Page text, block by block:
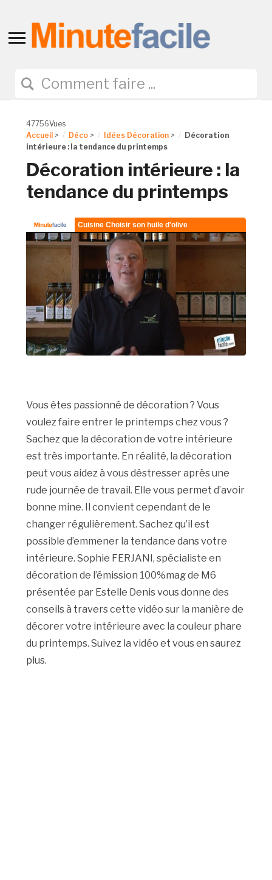
Toggle
navigation
47756Vues
Accueil > Déco > Idées Décoration >
Décoration
intérieure : la tendance du printemps
Décoration intérieure : la
tendance du printemps
Vous êtes passionné de décoration ? Vous
voulez faire entrer le printemps chez vous ?
Sachez que la décoration de votre intérieure
est très importante. En réalité, la décoration
peut vous aidez à vous déstresser après une
rude journée de travail. Elle vous permet d’avoir
bonne mine. Il convient cependant de le
changer régulièrement. Sachez qu’il est
possible d’emmener la tendance dans votre
intérieure. Sophie FERJANI, spécialiste en
décoration de l’émission 100%mag de M6
présentée par Estelle Denis vous donne des
conseils à travers cette vidéo sur la manière de
décorer votre intérieure avec la couleur phare
du printemps. Suivez la vidéo et vous en saurez
plus.